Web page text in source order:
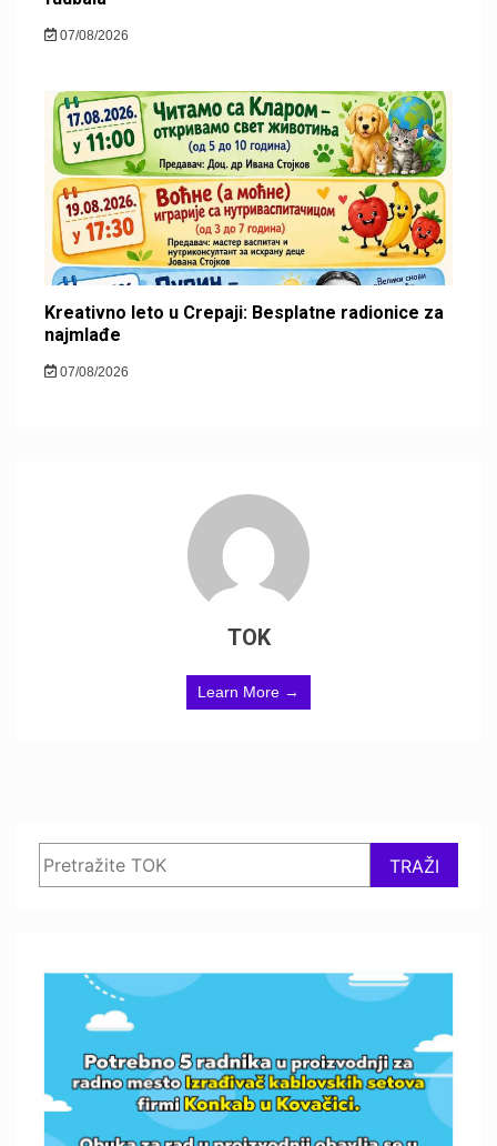
07/08/2026
Kreativno leto u Crepaji: Besplatne radionice za
najmlađe
07/08/2026
TOK
Learn More →
TRAŽI